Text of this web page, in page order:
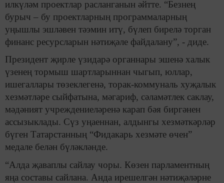
илкүләм проектлар расланганын әйтте. “Безнең
бурыч – бу проектларның программаларның
уңышлы эшләвен тәэмин итү, бүлеп бирелә торган
финанс ресурсларын нәтиҗәле файдалану”, - диде.
Президент җирле үзидарә органнары эшенә халык
үзенең тормыш шартларыннан чыгып, юллар,
ишегаллары төзеклегенә, торак-коммуналь хуҗалык
хезмәтләре сыйфатына, мәгариф, сәламәтлек саклау,
мәдәният учреждениеләренә карап бәя биргәнен
ассызыклады. Сүз уңаеннан, алдынгы хезмәткәрләр
бүген Татарстанның “Фидакарь хезмәте өчен”
медале белән бүләкләнде.
“Алда җаваплы сайлау чоры. Көзен парламентның
яңа составы сайлана. Анда ирешелгән нәтиҗәләрне